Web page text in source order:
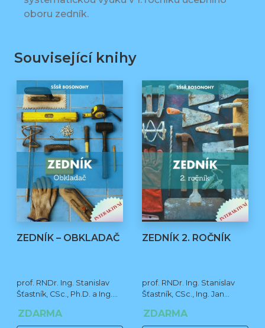
oboru zedník.
Související knihy
ZEDNÍK – OBKLADAČ
prof. RNDr. Ing. Stanislav
Šťastník, CSc., Ph.D. a Ing.
ZDARMA
ZEDNÍK 2. ROČNÍK
prof. RNDr. Ing. Stanislav
Šťastník, CSc., Ing. Jan
Stehno
ZDARMA